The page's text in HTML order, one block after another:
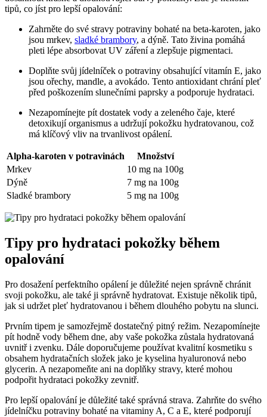
tipů, co jíst pro lepší opalování:
Zahrněte do své stravy potraviny bohaté na beta-karoten, jako
‍jsou⁢ mrkev, sladké brambory,‍ a dýně.‌ Tato ⁢živina pomáhá
pleti⁢ lépe absorbovat UV záření a zlepšuje pigmentaci.
Doplňte⁢ svůj⁢ jídelníček o⁢ potraviny obsahující⁤ vitamín E,​ jako
jsou ořechy,⁤ mandle, a avokádo. Tento antioxidant chrání pleť
před poškozením slunečními paprsky a podporuje hydrataci.
Nezapomínejte‌ pít dostatek vody a⁢ zeleného čaje, které
detoxikují organismus a udržují pokožku‍ hydratovanou, což⁤
má klíčový vliv na ⁢trvanlivost opálení.
Alpha-karoten v ⁢potravinách
Množství
Mrkev
10 mg na‍ 100g
Dýně
7 mg na​ 100g
Sladké brambory
5⁤ mg na 100g
Tipy pro hydrataci pokožky během
⁤opalování
Pro ⁣dosažení⁢ perfektního opálení je důležité nejen správně chránit
svoji pokožku, ale také ji správně ⁤hydratovat. Existuje několik tipů,
jak si udržet pleť ⁤hydratovanou i během⁣ dlouhého pobytu na slunci.
Prvním tipem je samozřejmě dostatečný pitný režim. Nezapomínejte
pít hodně ‍vody během dne, aby ⁢vaše pokožka zůstala hydratovaná
uvnitř i ‌zvenku. Dále​ doporučujeme používat kvalitní⁢ kosmetiku s
obsahem hydratačních složek jako ⁤je kyselina⁢ hyaluronová ‌nebo
glycerin. A‌ nezapomeňte ani na doplňky stravy, které mohou
podpořit hydrataci pokožky zevnitř.
Pro⁣ lepší opalování je důležité ​také správná strava. Zahrňte do⁤ svého
jídelníčku ‍potraviny bohaté na ⁣vitaminy A, C a E, které podporují